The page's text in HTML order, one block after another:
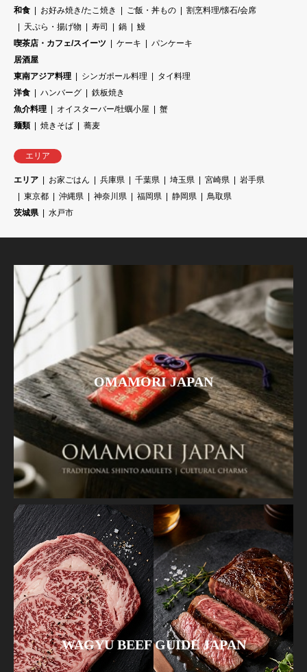
和食
お好み焼き/たこ焼き ご飯・丼もの
割烹料理/懐石/会席
天ぷら・揚げ物
寿司 鍋
鰻
喫茶店・カフェ/スイーツ
ケーキ
パンケーキ
居酒屋
東南アジア料理
シンガポール料理
タイ料理
洋食
ハンバーグ
鉄板焼き
魚介料理
オイスターバー/牡蠣小屋
蟹
麺類
焼きそば 蕎麦
エリア
エリア お家ごはん 兵庫県 千葉県 埼玉県 宮崎県
岩手県
東京都
沖縄県 神奈川県 福岡県 静岡県
鳥取県
茨城県
水戸市
OMAMORI JAPAN
WAGYU BEEF GUIDE JAPAN